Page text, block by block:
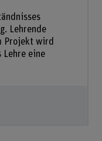
Lehrende
Projekt wird
Lehre eine